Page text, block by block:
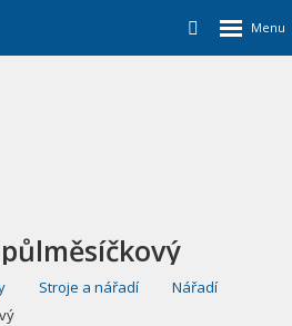
Stroje a nářadí
Nářadí